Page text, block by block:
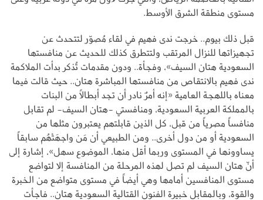
مستوى منطقة الشرق الأوسط.
قبل ذلك بيوم.. خرجت ندى فهيم في لقاء مُصوّر لتتحدث عن
تجهيزاتها للنزال المرتقب ولتتطرق كذلك للحديث عن منافستها
السعودية هتان السيف»، وفجأة.. ودون مقدمات تُذكر بدأت الملاكمة
ندى فهيم بالانتقاص من منافستها المباشرة هتان.. حيث قالت فيما
معناه باللهجة العامية «إنه أمرٌ نادر أن تجد أبطالاً من البنات
بالمملكة العربية السعودية، ومنافستي -هتان السيف- لم تقابل
منافساً مصرياً من قبل، كل الذين قابلتهم يعتبرون مثلها من
السعودية أو من دول أخرى.. ومن الطبيعي أن مَن واجهَتْهُم سابقاً
يساوونها في المستوى وربما أقل منها، الموضوع سهل»، إشارة إلى
أنّ هتان السيف لم تصل لهذه المرحلة من المنافسة إلا لتواضع
مستوى المنافسين أمامها وهي أيضاً في مستوى متواضع من الخبرة
والقوة، وبالمقابل خبيرة الفنون القتالية السعودية هتان.. فاجأت